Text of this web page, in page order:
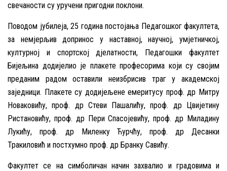
свечаности су уручени пригодни поклони.
Поводом јубилеја, 25 година постојања Педагошког факултета,
за немјерљив допринос у наставној, научној, умјетничкој,
културној и спортској дјелатности, Педагошки факултет
Бијељина додијелио је плакете професорима који су својим
преданим радом оставили неизбрисив траг у академској
заједници. Плакете су додијељене емеритусу проф. др Митру
Новаковићу, проф. др Стеви Пашалићу, проф. др Цвијетину
Ристановићу, проф. др Пери Спасојевићу, проф. др Миладину
Лукићу, проф. др Миленку Ћурчћу, проф. др Десанки
Тракиловић и постхумно проф. др Бранку Савићу.
Факултет се на симболичан начин захвалио и градовима и